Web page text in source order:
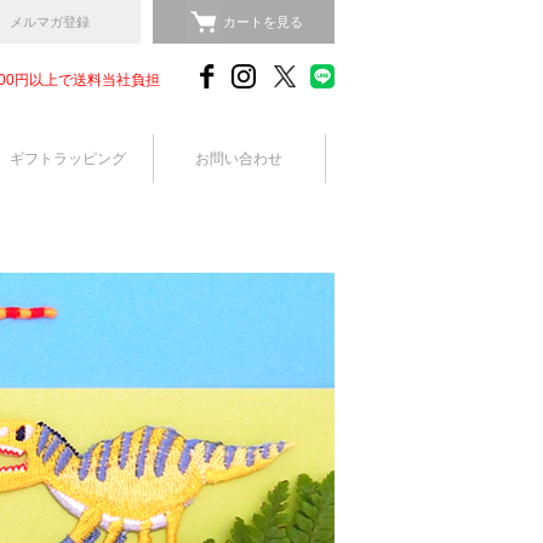
メルマガ登録 カートを見る
円以上で送料当社負担
ギフトラッピング お問い合わせ